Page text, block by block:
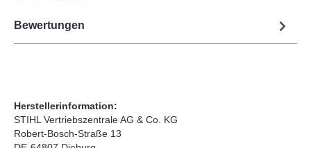
Bewertungen
Herstellerinformation:
STIHL Vertriebszentrale AG & Co. KG
Robert-Bosch-Straße 13